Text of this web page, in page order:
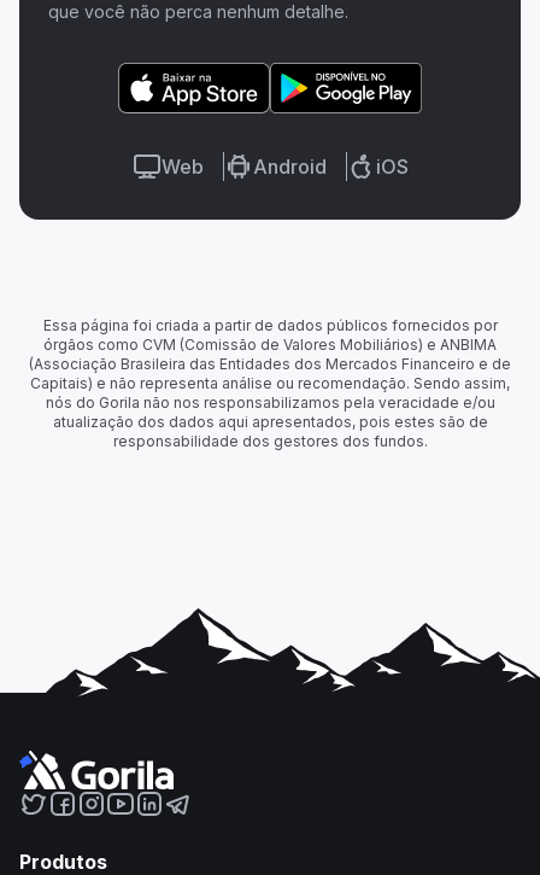
que você não perca nenhum detalhe.
Web Android iOS
Essa página foi criada a partir de dados públicos fornecidos por
órgãos como CVM (Comissão de Valores Mobiliários) e ANBIMA
(Associação Brasileira das Entidades dos Mercados Financeiro e de
Capitais) e não representa análise ou recomendação. Sendo assim,
nós do Gorila não nos responsabilizamos pela veracidade e/ou
atualização dos dados aqui apresentados, pois estes são de
responsabilidade dos gestores dos fundos.
Produtos